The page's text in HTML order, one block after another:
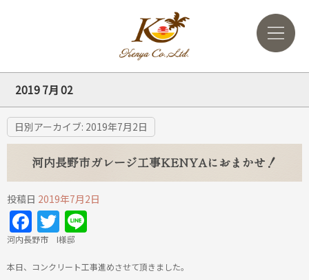
2019 7月 02
日別アーカイブ: 2019年7月2日
河内長野市ガレージ工事KENYAにおまかせ！
投稿日 2019年7月2日
Facebook
Twitter
河内長野市 I様邸
本日、コンクリート工事進めさせて頂きました。